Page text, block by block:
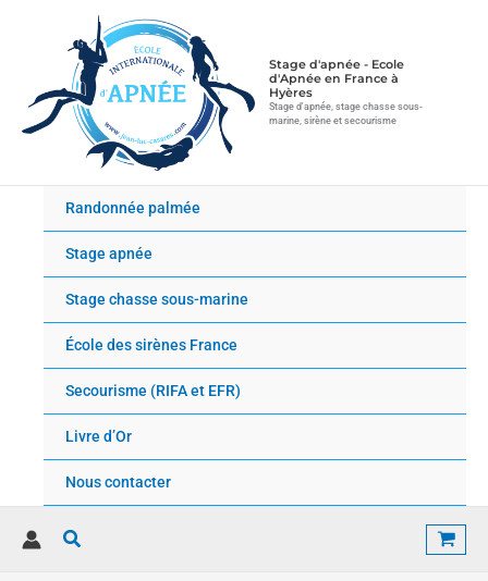
Stage d'apnée - Ecole
d'Apnée en France à
Hyères
Stage d'apnée, stage chasse sous-
marine, sirène et secourisme
Randonnée palmée
Stage apnée
Stage chasse sous-marine
École des sirènes France
Secourisme (RIFA et EFR)
Livre d’Or
Nous contacter
Rechercher